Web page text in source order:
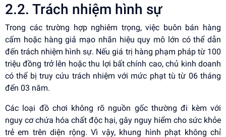
2.2. Trách nhiệm hình sự
Trong các trường hợp nghiêm trọng, việc buôn bán hàng
cấm hoặc hàng giả mạo nhãn hiệu quy mô lớn có thể dẫn
đến trách nhiệm hình sự. Nếu giá trị hàng phạm pháp từ 100
triệu đồng trở lên hoặc thu lợi bất chính cao, chủ kinh doanh
có thể bị truy cứu trách nhiệm với mức phạt tù từ 06 tháng
đến 03 năm.
Các loại đồ chơi không rõ nguồn gốc thường đi kèm với
nguy cơ chứa hóa chất độc hại, gây nguy hiểm cho sức khỏe
trẻ em trên diện rộng. Vì vậy, khung hình phạt không chỉ